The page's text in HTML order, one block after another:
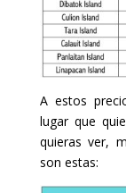
A estos
lugar que
quieras ver,
son estas: